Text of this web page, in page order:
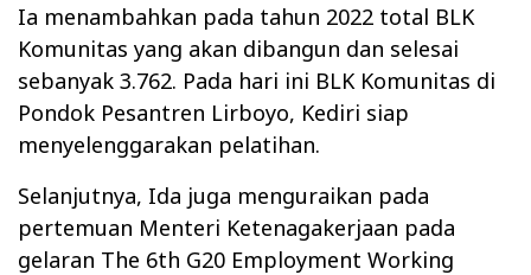
Ia menambahkan pada tahun 2022 total BLK
Komunitas yang akan dibangun dan selesai
sebanyak 3.762. Pada hari ini BLK Komunitas di
Pondok Pesantren Lirboyo, Kediri siap
menyelenggarakan pelatihan.
Selanjutnya, Ida juga menguraikan pada
pertemuan Menteri Ketenagakerjaan pada
gelaran The 6th G20 Employment Working